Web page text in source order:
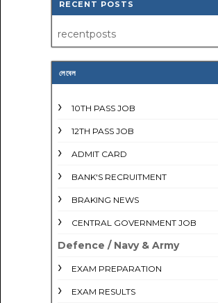
RECENT POSTS
recentposts
লেবেল
10TH PASS JOB
12TH PASS JOB
ADMIT CARD
BANK'S RECRUITMENT
BRAKING NEWS
CENTRAL GOVERNMENT JOB
Defence / Navy & Army
EXAM PREPARATION
EXAM RESULTS